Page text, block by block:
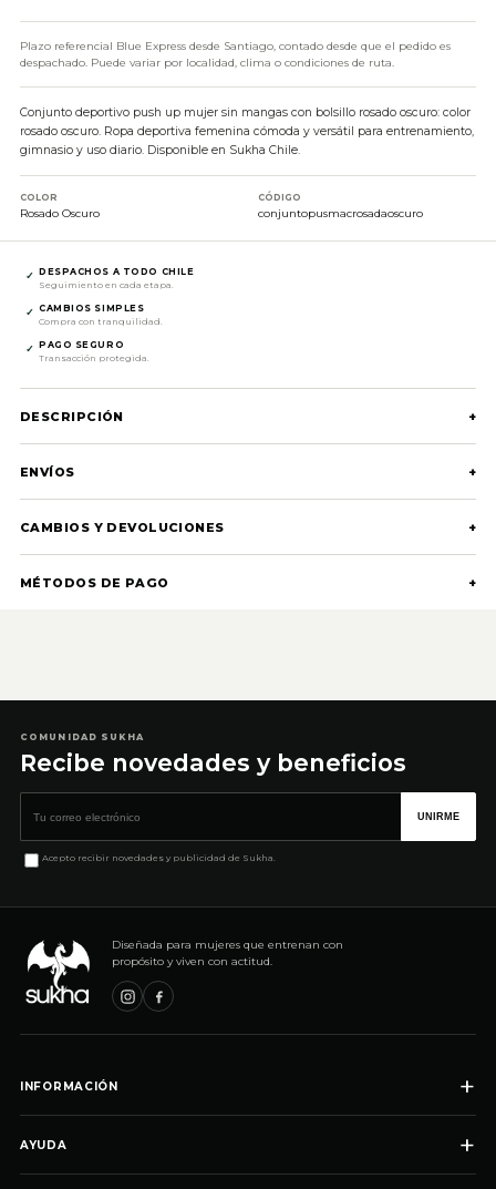
Plazo referencial Blue Express desde Santiago, contado desde que el pedido es
despachado. Puede variar por localidad, clima o condiciones de ruta.
Conjunto deportivo push up mujer sin mangas con bolsillo rosado oscuro: color
rosado oscuro. Ropa deportiva femenina cómoda y versátil para entrenamiento,
gimnasio y uso diario. Disponible en Sukha Chile.
COLOR
Rosado Oscuro
CÓDIGO
conjuntopusmacrosadaoscuro
✓ DESPACHOS A TODO CHILE
Seguimiento en cada etapa.
✓ CAMBIOS SIMPLES
Compra con tranquilidad.
✓ PAGO SEGURO
Transacción protegida.
DESCRIPCIÓN +
ENVÍOS +
CAMBIOS Y DEVOLUCIONES +
MÉTODOS DE PAGO +
COMUNIDAD SUKHA
Recibe novedades y beneficios
UNIRME
Acepto recibir novedades y publicidad de Sukha.
Diseñada para mujeres que entrenan con
propósito y viven con actitud.
INFORMACIÓN +
AYUDA
+